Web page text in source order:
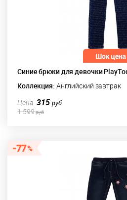
Синие брюки для девочки
Коллекция: Английский завтрак
Цена 315руб
1 599руб
77